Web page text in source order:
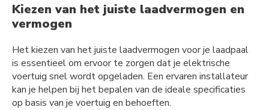
Kiezen van het juiste laadvermogen en
vermogen
Het kiezen van het juiste laadvermogen voor je laadpaal
is essentieel om ervoor te zorgen dat je elektrische
voertuig snel wordt opgeladen. Een ervaren installateur
kan je helpen bij het bepalen van de ideale specificaties
op basis van je voertuig en behoeften.